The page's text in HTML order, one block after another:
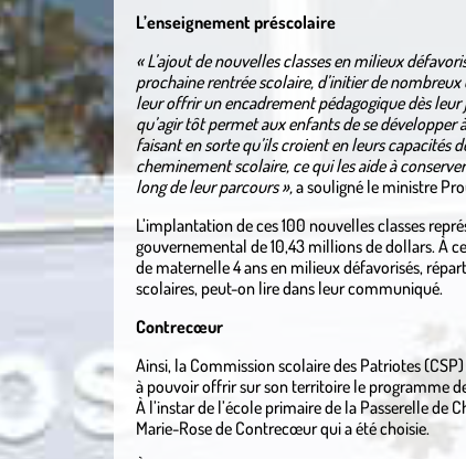
L’enseignement préscolaire
« L’ajout de nouvelles classes en milieux
prochaine rentrée scolaire, d’initier de nombreux
leur offrir un encadrement pédagogique dès leur
qu’agir tôt permet aux enfants de se développer
faisant en sorte qu’ils croient en leurs capacités
cheminement scolaire, ce qui les aide à
long de leur parcours »,a souligné le ministre
L’implantation de ces 100 nouvelles classes
gouvernemental de 10,43 millions de dollars. À
de maternelle 4 ans en milieux défavorisés,
scolaires, peut-on lire dans leur communiqué.
Contrecœur
Ainsi, la Commission scolaire des Patriotes
à pouvoir offrir sur son territoire le programme
À l’instar de l’école primaire de la Passerelle de
Marie-Rose de Contrecœur qui a été choisie.